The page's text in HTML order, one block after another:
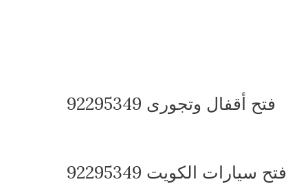
فتح أقفال وتجورى 92295349
فتح سيارات الكويت 92295349